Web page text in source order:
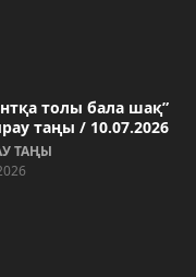
толы бала шақ”
таңы / 10.07.2026
ТАҢЫ